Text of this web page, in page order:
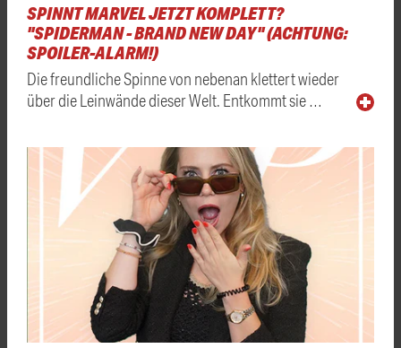
SPINNT MARVEL JETZT KOMPLETT?
"SPIDERMAN - BRAND NEW DAY" (ACHTUNG:
SPOILER-ALARM!)
Die freundliche Spinne von nebenan klettert wieder
über die Leinwände dieser Welt. Entkommt sie …